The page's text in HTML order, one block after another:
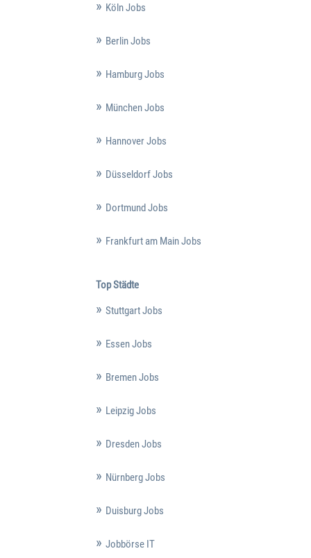
Köln Jobs
Berlin Jobs
Hamburg Jobs
München Jobs
Hannover Jobs
Düsseldorf Jobs
Dortmund Jobs
Frankfurt am Main Jobs
Top Städte
Stuttgart Jobs
Essen Jobs
Bremen Jobs
Leipzig Jobs
Dresden Jobs
Nürnberg Jobs
Duisburg Jobs
Jobbörse IT